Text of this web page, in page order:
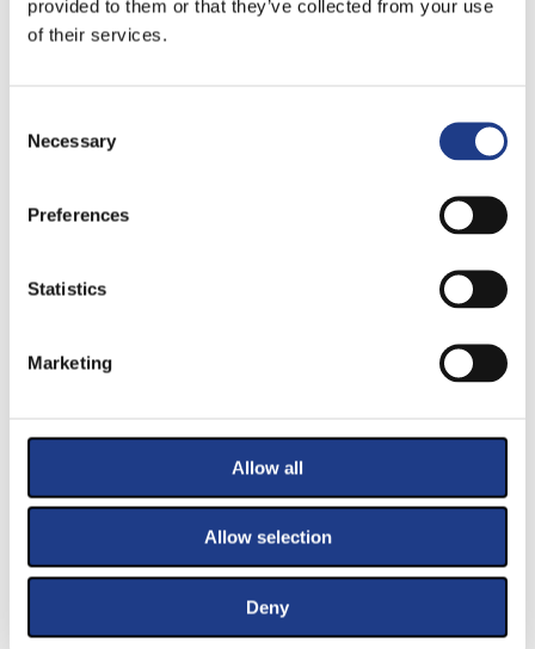
provided to them or that they’ve collected from your use
of their services.
Necessary
Preferences
Statistics
Marketing
Allow all
Allow selection
Deny